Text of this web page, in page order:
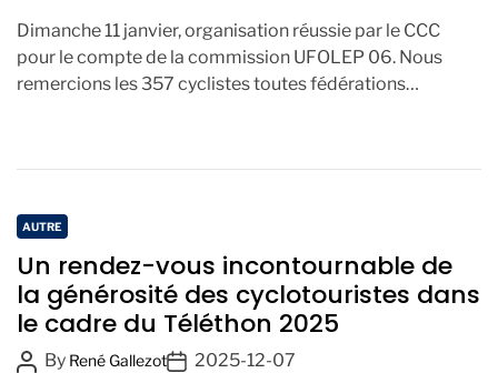
Dimanche 11 janvier, organisation réussie par le CCC
pour le compte de la commission UFOLEP 06. Nous
remercions les 357 cyclistes toutes fédérations
C
a
t
e
g
o
AUTRE
Un rendez-vous incontournable de
la générosité des cyclotouristes dans
le cadre du Téléthon 2025
P
By René GallezotP
2025-12-07